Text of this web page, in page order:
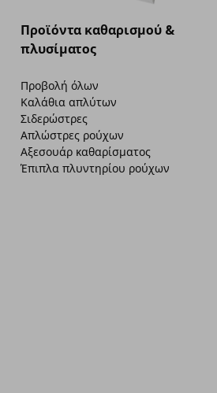
Προϊόντα καθαρισμού &
πλυσίματος
Προβολή όλων
Καλάθια απλύτων
Σιδερώστρες
Απλώστρες ρούχων
Αξεσουάρ καθαρίσματος
Έπιπλα πλυντηρίου ρούχων